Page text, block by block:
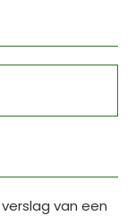
van een